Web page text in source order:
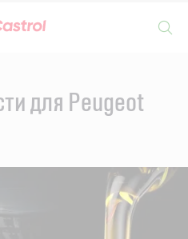
для Peugeot